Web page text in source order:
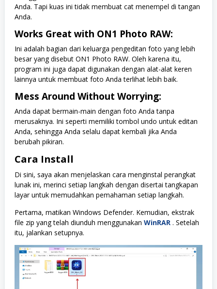
Anda. Tapi kuas ini tidak membuat cat menempel di tangan
Anda.
Works Great with ON1 Photo RAW:
Ini adalah bagian dari keluarga pengeditan foto yang lebih
besar yang disebut ON1 Photo RAW. Oleh karena itu,
program ini juga dapat digunakan dengan alat-alat keren
lainnya untuk membuat foto Anda terlihat lebih baik.
Mess Around Without Worrying:
Anda dapat bermain-main dengan foto Anda tanpa
merusaknya. Ini seperti memiliki tombol undo untuk editan
Anda, sehingga Anda selalu dapat kembali jika Anda
berubah pikiran.
Cara Install
Di sini, saya akan menjelaskan cara menginstal perangkat
lunak ini, merinci setiap langkah dengan disertai tangkapan
layar untuk memudahkan pemahaman setiap langkah.
Pertama, matikan Windows Defender. Kemudian, ekstrak
file zip yang telah diunduh menggunakan WinRAR . Setelah
itu, jalankan setupnya.